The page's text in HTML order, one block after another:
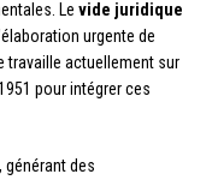
Le vide juridique
urgente de
travaille actuellement sur
pour intégrer ces
générant des